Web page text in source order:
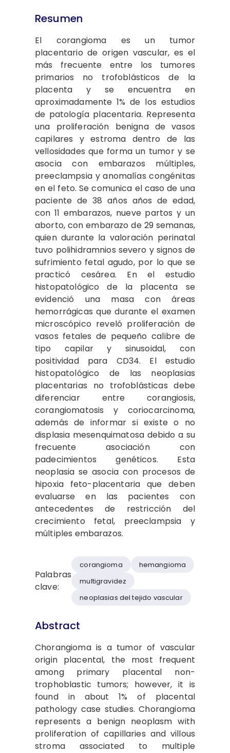
Resumen
El corangioma es un tumor
placentario de origen vascular, es el
más frecuente entre los tumores
primarios no trofoblásticos de la
placenta y se encuentra en
aproximadamente 1% de los estudios
de patología placentaria. Representa
una proliferación benigna de vasos
capilares y estroma dentro de las
vellosidades que forma un tumor y se
asocia con embarazos múltiples,
preeclampsia y anomalías congénitas
en el feto. Se comunica el caso de una
paciente de 38 años años de edad,
con 11 embarazos, nueve partos y un
aborto, con embarazo de 29 semanas,
quien durante la valoración perinatal
tuvo polihidramnios severo y signos de
sufrimiento fetal agudo, por lo que se
practicó cesárea. En el estudio
histopatológico de la placenta se
evidenció una masa con áreas
hemorrágicas que durante el examen
microscópico reveló proliferación de
vasos fetales de pequeño calibre de
tipo capilar y sinusoidal, con
positividad para CD34. El estudio
histopatológico de las neoplasias
placentarias no trofoblásticas debe
diferenciar entre corangiosis,
corangiomatosis y coriocarcinoma,
además de informar si existe o no
displasia mesenquimatosa debido a su
frecuente asociación con
padecimientos genéticos. Esta
neoplasia se asocia con procesos de
hipoxia feto-placentaria que deben
evaluarse en las pacientes con
antecedentes de restricción del
crecimiento fetal, preeclampsia y
múltiples embarazos.
Palabras
clave:
corangioma
hemangioma
multigravidez
neoplasias del tejido vascular
Abstract
Chorangioma is a tumor of vascular
origin placental, the most frequent
among primary placental non-
trophoblastic tumors; however, it is
found in about 1% of placental
pathology case studies. Chorangioma
represents a benign neoplasm with
proliferation of capillaries and villous
stroma associated to multiple